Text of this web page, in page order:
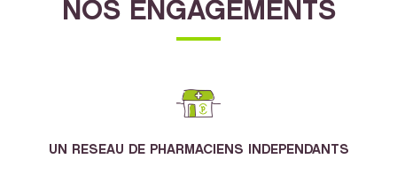
NOS ENGAGEMENTS
UN RESEAU DE PHARMACIENS INDEPENDANTS